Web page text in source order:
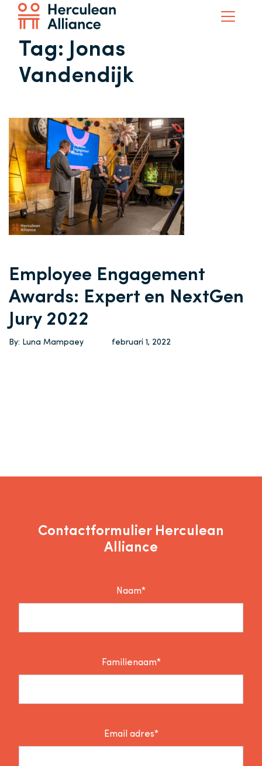
Tag: Jonas
Vandendijk
Employee Engagement
Awards: Expert en NextGen
Jury 2022
By: Luna Mampaey februari 1, 2022
Contactformulier Herculean
Alliance
Naam*
Familienaam*
Email adres*